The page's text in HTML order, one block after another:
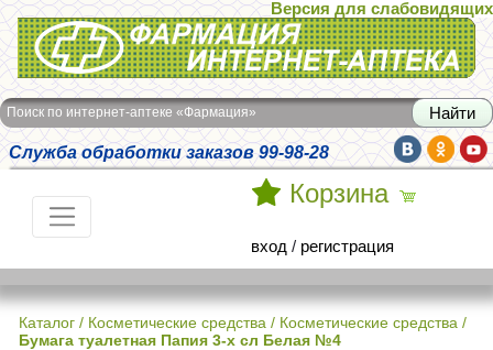
Интернет-аптека Фармация
Версия для слабовидящих
Поиск по интернет-аптеке «Фармация»
Служба обработки заказов 99-98-28
Корзина
вход / регистрация
Каталог / Косметические средства / Косметические средства /
Бумага туалетная Папия 3-х сл Белая №4